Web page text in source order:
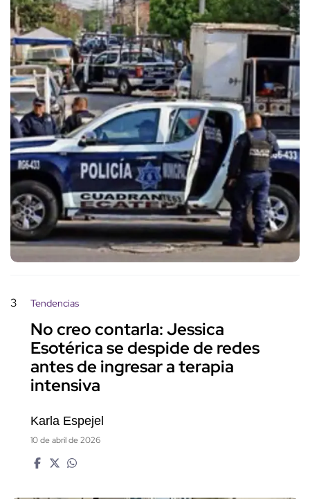
3 Tendencias
No creo contarla: Jessica
Esotérica se despide de redes
antes de ingresar a terapia
intensiva
Karla Espejel
10 de abril de 2026